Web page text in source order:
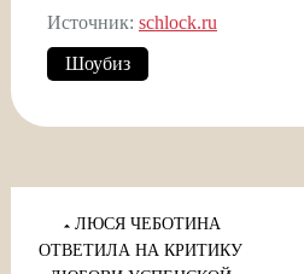
Источник: schlock.ru
Шоубиз
Навигация
по
ЛЮСЯ ЧЕБОТИНА
ОТВЕТИЛА НА КРИТИКУ